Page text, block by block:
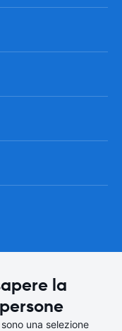
la
una selezione